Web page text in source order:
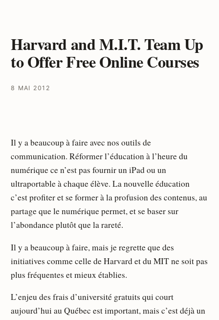
Harvard and M.I.T. Team Up
to Offer Free Online Courses
8 MAI 2012
Il y a beaucoup à faire avec nos outils de
communication. Réformer l’éducation à l’heure du
numérique ce n’est pas fournir un iPad ou un
ultraportable à chaque élève. La nouvelle éducation
c’est profiter et se former à la profusion des contenus, au
partage que le numérique permet, et se baser sur
l’abondance plutôt que la rareté.
Il y a beaucoup à faire, mais je regrette que des
initiatives comme celle de Harvard et du MIT ne soit pas
plus fréquentes et mieux établies.
L’enjeu des frais d’université gratuits qui court
aujourd’hui au Québec est important, mais c’est déjà un